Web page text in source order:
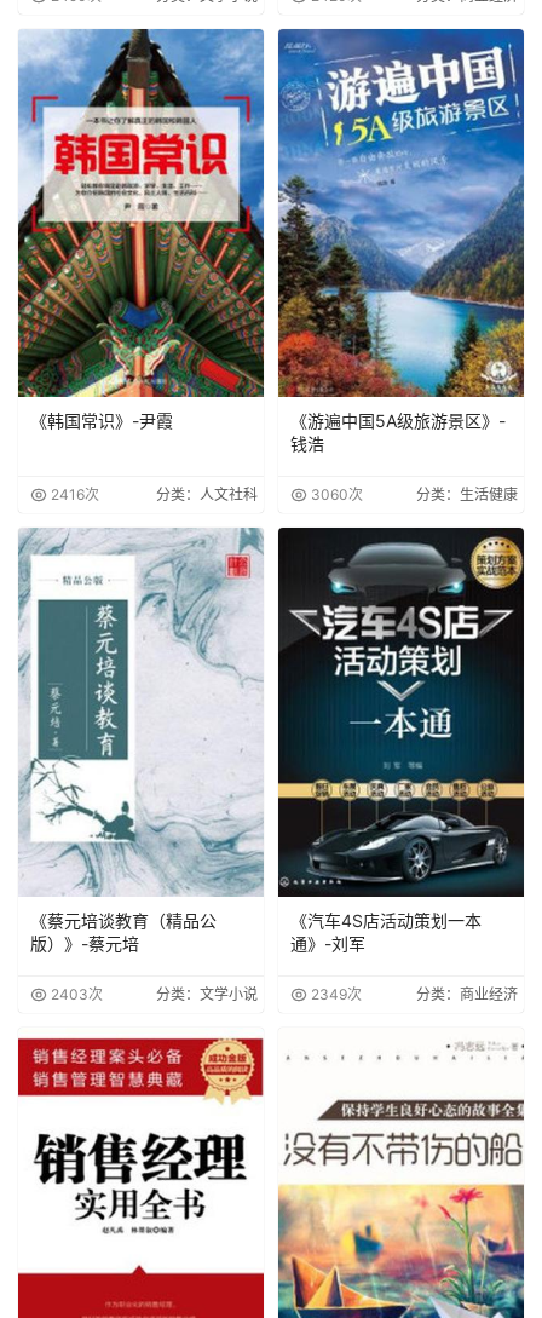
《韩国常识》-尹霞
2416次 分类：人文社科
《游遍中国5A级旅游景区》-
钱浩
3060次 分类：生活健康
《蔡元培谈教育（精品公
版）》-蔡元培
2403次 分类：文学小说
《汽车4S店活动策划一本
通》-刘军
2349次 分类：商业经济